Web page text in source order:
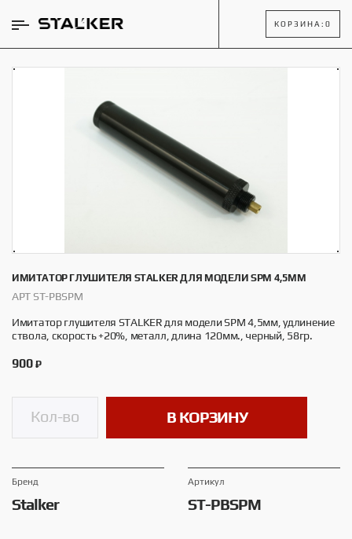
КОРЗИНА: 0
ИМИТАТОР ГЛУШИТЕЛЯ STALKER ДЛЯ МОДЕЛИ SPM 4,5ММ
АРТ ST-PBSPM
Имитатор глушителя STALKER для модели SPM 4,5мм, удлинение
ствола, скорость +20%, металл, длина 120мм., черный, 58гр.
900 ₽
В КОРЗИНУ
Брeнд
Stalker
Артикул
ST-PBSPM